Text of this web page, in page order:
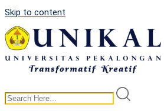
Skip to content